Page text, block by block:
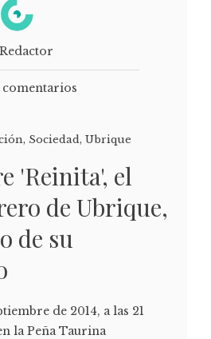
, Sociedad, Ubrique
'Reinita', el
de Ubrique,
de su
de 2014, a las 21
la Peña Taurina